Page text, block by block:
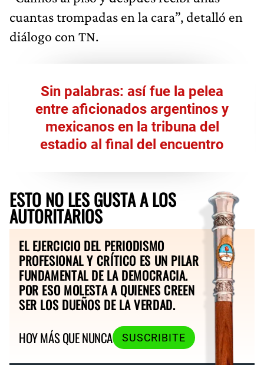
cuantas trompadas en la cara”, detalló en
diálogo con TN.
Sin palabras: así fue la pelea
entre aficionados argentinos y
mexicanos en la tribuna del
estadio al final del encuentro
ESTO NO LES GUSTA A LOS
AUTORITARIOS
EL EJERCICIO DEL PERIODISMO
PROFESIONAL Y CRÍTICO ES UN PILAR
FUNDAMENTAL DE LA DEMOCRACIA.
POR ESO MOLESTA A QUIENES CREEN
SER LOS DUEÑOS DE LA VERDAD.
HOY MÁS QUE NUNCA
SUSCRIBITE